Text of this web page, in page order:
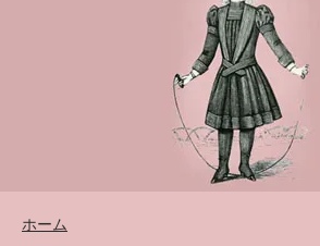
ホーム